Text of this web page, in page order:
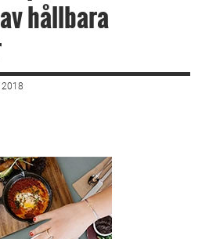
hållbara
2018